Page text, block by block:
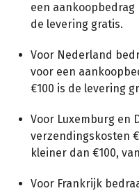
een aankoopbedrag
de levering gratis.
Voor Nederland
voor een
€100 is de levering
Voor Luxemburg en
verzendingskosten
kleiner dan €100,
Voor Frankrijk